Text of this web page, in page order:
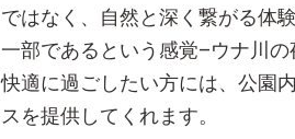
ではなく、自然と深く繋がる体
一部であるという感覚–ウナ川
快適に過ごしたい方には、公園
スを提供してくれます。